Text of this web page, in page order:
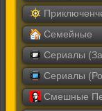
Семейные
Сериалы
Сериалы
Смешные